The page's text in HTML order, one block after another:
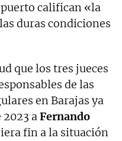
califican «la
duras condiciones
que los tres jueces
de las
en Barajas ya
aFernando
fin a la situación